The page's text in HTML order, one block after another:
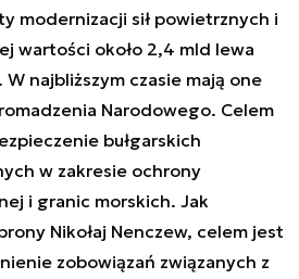
modernizacji sił powietrznych i
wartości około 2,4 mld lewa
najbliższym czasie mają one
Narodowego. Celem
bułgarskich
w zakresie ochrony
i granic morskich. Jak
Nikołaj Nenczew, celem jest
zobowiązań związanych z